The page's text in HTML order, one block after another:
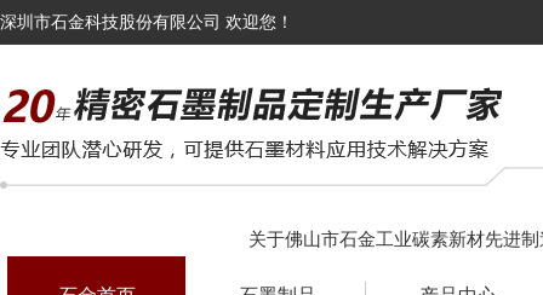
深圳市石金科技股份有限公司 欢迎您！
关于佛山市石金工业碳素新材先进